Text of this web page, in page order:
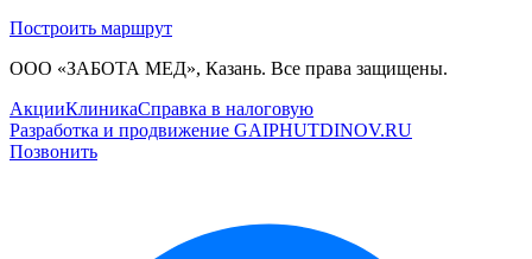
Построить маршрут
ООО «ЗАБОТА МЕД», Казань. Все права защищены.
АкцииКлиникаСправка в налоговую
Разработка и продвижение GAIPHUTDINOV.RU
Позвонить